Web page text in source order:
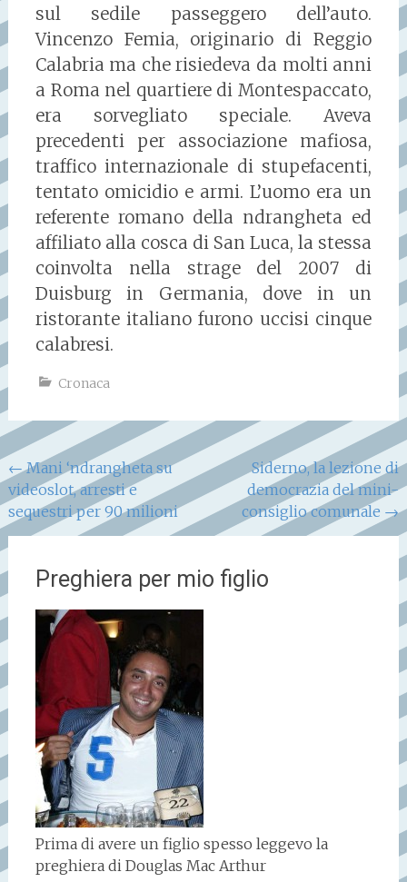
sul sedile passeggero dell’auto.
Vincenzo Femia, originario di Reggio
Calabria ma che risiedeva da molti anni
a Roma nel quartiere di Montespaccato,
era sorvegliato speciale. Aveva
precedenti per associazione mafiosa,
traffico internazionale di stupefacenti,
tentato omicidio e armi. L’uomo era un
referente romano della ndrangheta ed
affiliato alla cosca di San Luca, la stessa
coinvolta nella strage del 2007 di
Duisburg in Germania, dove in un
ristorante italiano furono uccisi cinque
calabresi.
Cronaca
Navigazione
articoli
←Mani ‘ndrangheta su
videoslot, arresti e
sequestri per 90 milioni
Siderno, la lezione di
democrazia del mini-
consiglio comunale →
Preghiera per mio figlio
Prima di avere un figlio spesso leggevo la
preghiera di Douglas Mac Arthur